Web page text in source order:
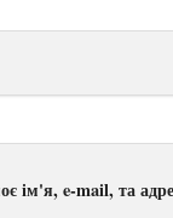
ім'я, e-mail, та